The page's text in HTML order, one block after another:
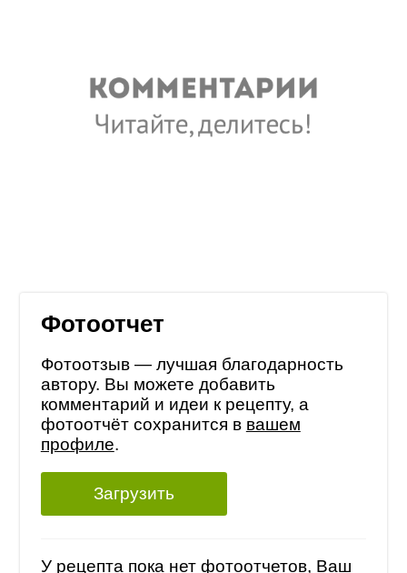
Фотоотчет
Фотоотзыв — лучшая благодарность
автору. Вы можете добавить
комментарий и идеи к рецепту, а
фотоотчёт сохранится в вашем
профиле.
Загрузить
У рецепта пока нет фотоотчетов, Ваш